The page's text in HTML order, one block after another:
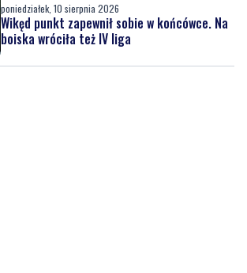
poniedziałek, 10 sierpnia 2026
Wikęd punkt zapewnił sobie w końcówce. Na
boiska wróciła też IV liga